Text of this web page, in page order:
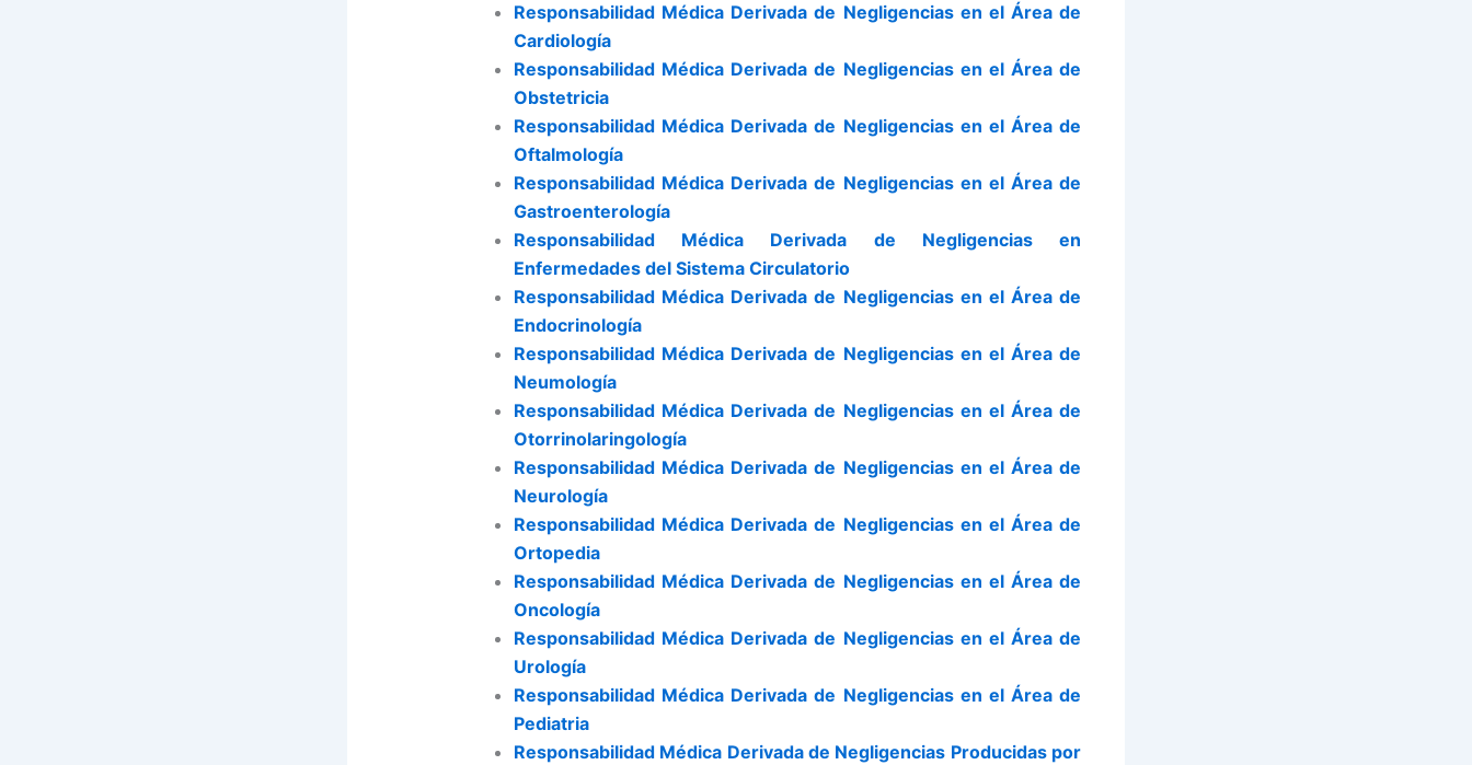
Responsabilidad Médica Derivada de Negligencias en el Área de
Cardiología
Responsabilidad Médica Derivada de Negligencias en el Área de
Obstetricia
Responsabilidad Médica Derivada de Negligencias en el Área de
Oftalmología
Responsabilidad Médica Derivada de Negligencias en el Área de
Gastroenterología
Responsabilidad Médica Derivada de Negligencias en
Enfermedades del Sistema Circulatorio
Responsabilidad Médica Derivada de Negligencias en el Área de
Endocrinología
Responsabilidad Médica Derivada de Negligencias en el Área de
Neumología
Responsabilidad Médica Derivada de Negligencias en el Área de
Otorrinolaringología
Responsabilidad Médica Derivada de Negligencias en el Área de
Neurología
Responsabilidad Médica Derivada de Negligencias en el Área de
Ortopedia
Responsabilidad Médica Derivada de Negligencias en el Área de
Oncología
Responsabilidad Médica Derivada de Negligencias en el Área de
Urología
Responsabilidad Médica Derivada de Negligencias en el Área de
Pediatria
Responsabilidad Médica Derivada de Negligencias Producidas por